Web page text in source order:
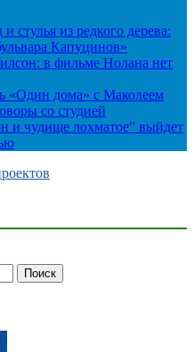
из редкого дерева:
Капуцинов»
в фильме Нолана нет
«Один дома» с Маколеем
со студией
и чудище лохматое” выйдет